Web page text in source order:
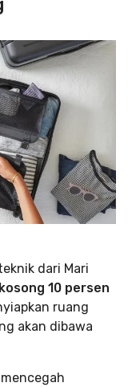
dari Mari
10 persen
ruang
akan dibawa